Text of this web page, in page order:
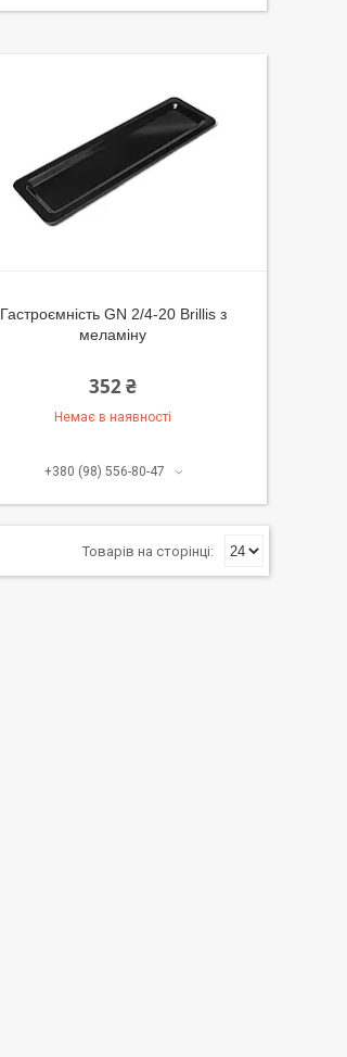
Гастроємність GN 2/4-20 Brillis з
меламіну
352 ₴
Немає в наявності
+380 (98) 556-80-47